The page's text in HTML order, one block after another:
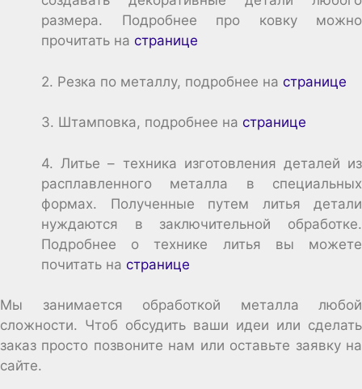
размера. Подробнее про ковку можно
прочитать на странице
2. Резка по металлу, подробнее на странице
3. Штамповка, подробнее на странице
4. Литье – техника изготовления деталей из
расплавленного металла в специальных
формах. Полученные путем литья детали
нуждаются в заключительной обработке.
Подробнее о технике литья вы можете
почитать на странице
Мы занимается обработкой металла любой
сложности. Чтоб обсудить ваши идеи или сделать
заказ просто позвоните нам или оставьте заявку на
сайте.